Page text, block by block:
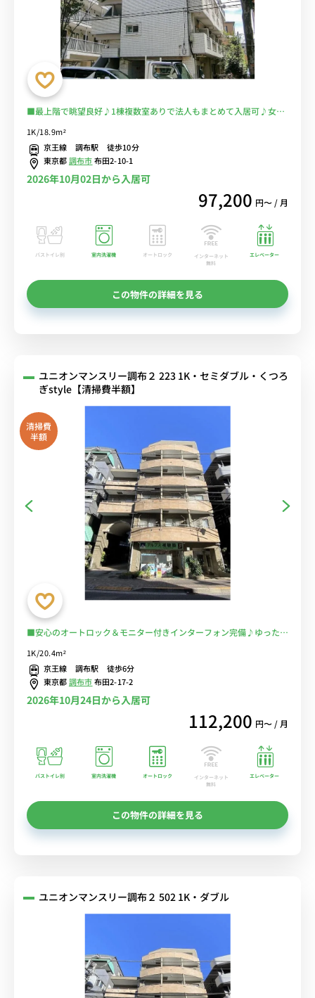
■最上階で眺望良好♪1棟複数室ありで法人もまとめて入居可♪女性
も安心の室内洗濯機♪テレワークにもおすすめのデスク＆チェア付き
♪■京王線で新宿・橋本・京王八王子まで乗換なし/駅前にはPARCO
や西友などショッピングモールが複数あり■選べるWi-Fi格安レンタ
ル中！
1K/18.9m²
京王線 調布駅 徒歩10分
東京都調布市布田2-10-1
2026年10月02日から入居可
97,200 円〜 / 月
バストイレ別 室内洗濯機 オートロック
インターネット
無料
エレベーター
この物件の詳細を見る
ユニオンマンスリー調布２ 223 1K・セミダブル・くつろ
ぎstyle【清掃費半額】
清掃費
半額
■安心のオートロック＆モニター付きインターフォン完備♪ゆったり
蔵庫♪■京王線「布田駅」徒歩3分/新宿・橋本・京王八王子まで乗換
なし/コンビニ至近■選べるWi-Fi格安レンタル中！
1K/20.4m²
京王線 調布駅 徒歩6分
東京都調布市布田2-17-2
2026年10月24日から入居可
112,200 円〜 / 月
バストイレ別 室内洗濯機 オートロック
インターネット
無料
エレベーター
この物件の詳細を見る
ユニオンマンスリー調布２ 502 1K・ダブル